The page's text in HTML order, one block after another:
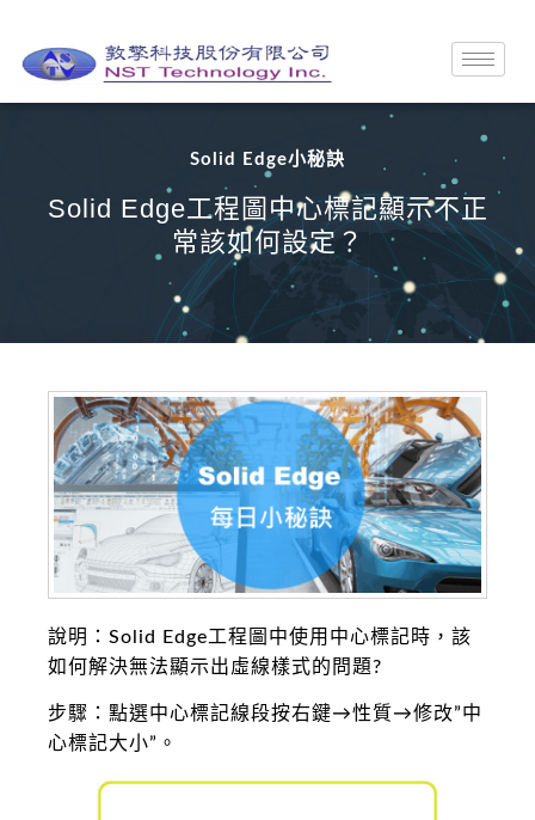
Solid Edge小秘訣
Solid Edge工程圖中心標記顯示不正
常該如何設定？
說明：Solid Edge工程圖中使用中心標記時，該
如何解決無法顯示出虛線樣式的問題?
步驟：點選中心標記線段按右鍵→性質→修改”中
心標記大小”。